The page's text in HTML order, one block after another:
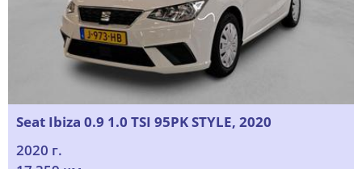
Seat Ibiza 0.9 1.0 TSI 95PK STYLE, 2020
2020 г.